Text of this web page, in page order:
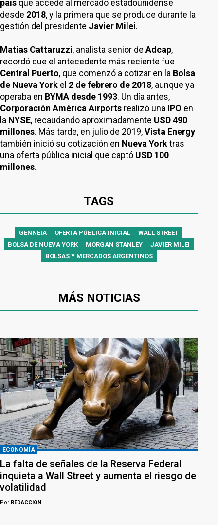
país que accede al mercado estadounidense
desde 2018, y la primera que se produce durante la
gestión del presidente Javier Milei.
Matías Cattaruzzi, analista senior de Adcap,
recordó que el antecedente más reciente fue
Central Puerto, que comenzó a cotizar en la Bolsa
de Nueva York el 2 de febrero de 2018, aunque ya
operaba en BYMA desde 1993. Un día antes,
Corporación América Airports realizó una IPO en
la NYSE, recaudando aproximadamente USD 490
millones. Más tarde, en julio de 2019,Vista Energy
también inició su cotización en Nueva Yorktras
una oferta pública inicial que captó USD 100
millones.
TAGS
GENNEIA OFERTA PÚBLICA INICIAL
WALL STREET
BOLSA DE NUEVA YORK
MORGAN STANLEY
JAVIER MILEI
BOLSAS Y MERCADOS ARGENTINOS
MÁS NOTICIAS
ECONOMÍA
La falta de señales de la Reserva Federal
inquieta a Wall Street y aumenta el riesgo de
volatilidad
Por REDACCION